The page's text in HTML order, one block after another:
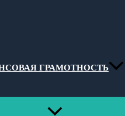
ГРАМОТНОСТЬ
ПЕРЕКЛЮЧАТЕЛЬ